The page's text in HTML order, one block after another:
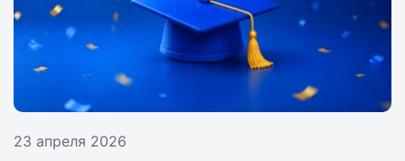
23 апреля 2026